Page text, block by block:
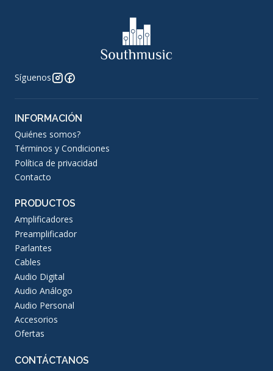
Síguenos
INFORMACIÓN
Quiénes somos?
Términos y Condiciones
Política de privacidad
Contacto
PRODUCTOS
Amplificadores
Preamplificador
Parlantes
Cables
Audio Digital
Audio Análogo
Audio Personal
Accesorios
Ofertas
CONTÁCTANOS